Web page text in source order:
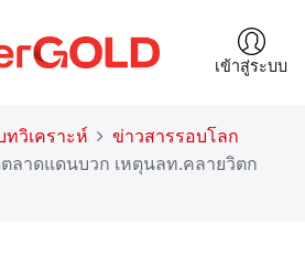
เข้าสู่ระบบ
วิเคราะห์
ข่าวสารรอบโลก
ลาดแดนบวก เหตุนลท.คลายวิตก